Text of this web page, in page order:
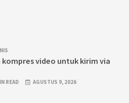
kompres video untuk kirim via
READ AGUSTUS 9, 2026